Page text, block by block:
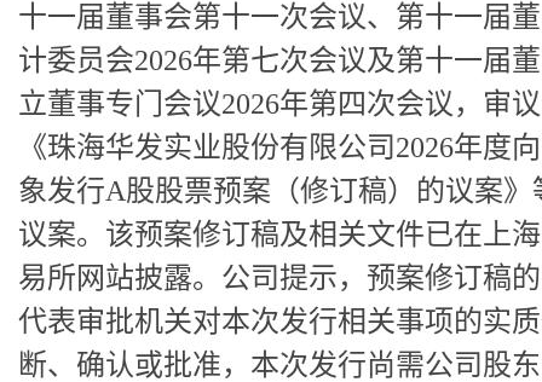
十一届董事会第十一次会议、第十一届
计委员会2026年第七次会议及第十一届
立董事专门会议2026年第四次会议，审
《珠海华发实业股份有限公司2026年度
象发行A股股票预案（修订稿）的议案》
议案。该预案修订稿及相关文件已在上
易所网站披露。公司提示，预案修订稿
代表审批机关对本次发行相关事项的实
断、确认或批准，本次发行尚需公司股